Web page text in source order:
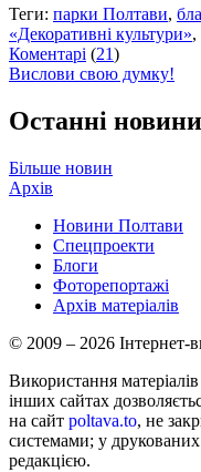
Теги: парки Полтави,
«Декоративні культури»,
Коментарі (21)
Вислови свою думку!
Останні новини
Більше новин
Архів
Новини Полтави
Спецпроекти
Блоги
Фоторепортажі
Архів матеріалів
© 2009 – 2026
Використання
інших сайтах
на сайт poltava.to, не
системами; у
редакцією.